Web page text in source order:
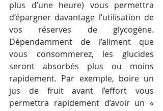
plus d’une heure) vous permettra
d’épargner davantage l’utilisation de
vos réserves de glycogène.
Dépendamment de l’aliment que
vous consommerez, les glucides
seront absorbés plus ou moins
rapidement. Par exemple, boire un
jus de fruit avant l’effort vous
permettra rapidement d’avoir un «